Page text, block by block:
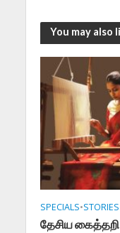
You may also
SPECIALS•STORIES
தேசிய